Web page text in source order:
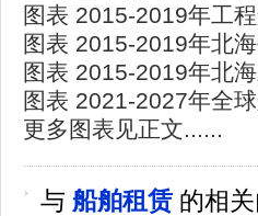
图表 2015-2019年工
图表 2015-2019年北
图表 2015-2019年北
图表 2021-2027年全
更多图表见正文......
与 船舶租赁 的相